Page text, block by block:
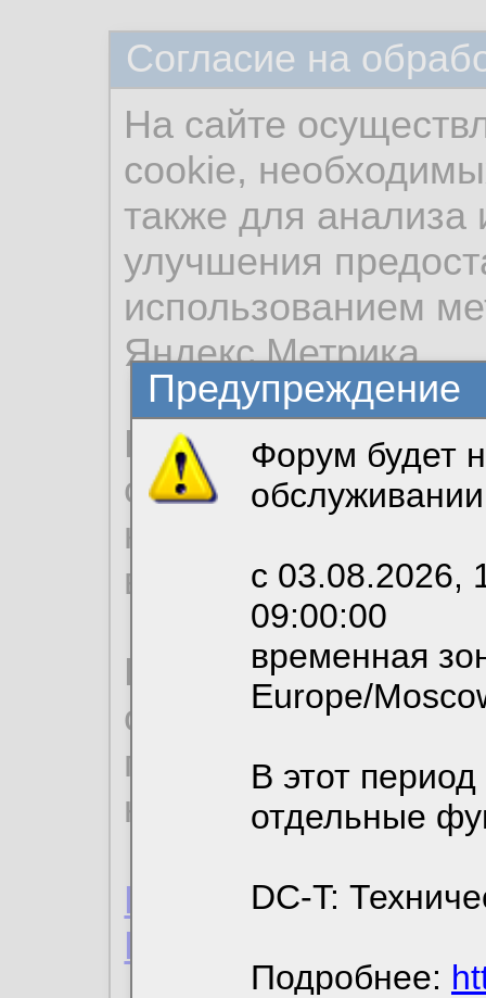
Предупреждение
Форум будет
с 03.08.2026,
09:00:00
временная
Europe/
В этот
отдельные
DC-T:
Подробнее:
Согласие на
На сайте
cookie,
также для анализа
улучшения
использованием
Яндекс.Метрика.
Продолжая
согласие на
необходимых для
вы можете
По
ознакомиться с
пользовательским
Пользовательское
Политика